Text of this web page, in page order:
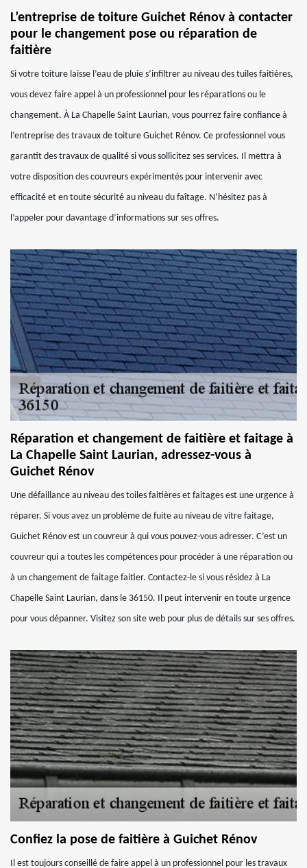
L’entreprise de toiture Guichet Rénov à contacter
pour le changement pose ou réparation de
faitière
Si votre toiture laisse l’eau de pluie s’infiltrer au niveau des tuiles faitières,
vous devez faire appel à un professionnel pour les réparations ou le
changement. À La Chapelle Saint Laurian, vous pourrez faire confiance à
l’entreprise des travaux de toiture Guichet Rénov. Ce professionnel vous
garantit des travaux de qualité si vous sollicitez ses services. Il mettra à
votre disposition des couvreurs expérimentés pour intervenir avec
efficacité et en toute sécurité au niveau du faîtage. N’hésitez pas à
l’appeler pour davantage d’informations sur ses offres.
Réparation et changement de faitière et faitage à
La Chapelle Saint Laurian, adressez-vous à
Guichet Rénov
Une défaillance au niveau des toiles faitières et faitages est une urgence à
réparer. Si vous avez un problème de fuite au niveau de vitre faitage,
Guichet Rénov est un couvreur à qui vous pouvez-vous adresser. C’est un
couvreur qui a toutes les compétences pour procéder à une réparation ou
à un changement de faitage faitier. Contactez-le si vous résidez à La
Chapelle Saint Laurian, dans le 36150. Il peut intervenir en toute urgence
pour vous dépanner. Visitez son site web pour plus de détails sur ses offres.
Confiez la pose de faitière à Guichet Rénov
Il est toujours conseillé de faire appel à un professionnel pour les travaux